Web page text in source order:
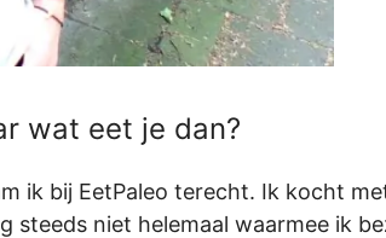
wat eet je dan?
ik bij EetPaleo terecht. Ik kocht
steeds niet helemaal waarmee ik